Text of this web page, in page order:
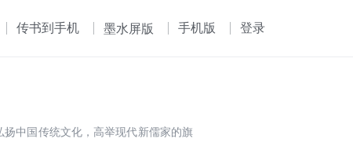
传书到手机 墨水屏版 手机版 登录
中国传统文化，高举现代新儒家的旗